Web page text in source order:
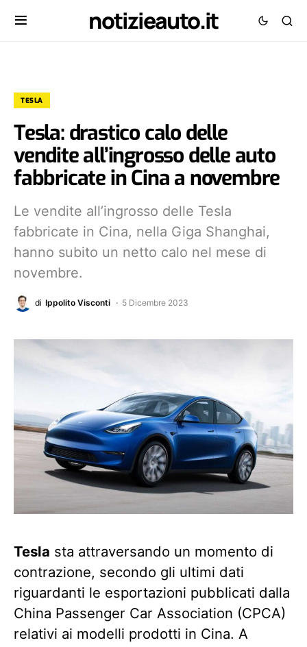
notizieauto.it
TESLA
Tesla: drastico calo delle
vendite all’ingrosso delle auto
fabbricate in Cina a novembre
Le vendite all’ingrosso delle Tesla
fabbricate in Cina, nella Giga Shanghai,
hanno subito un netto calo nel mese di
novembre.
di Ippolito Visconti 5 Dicembre 2023
Tesla sta attraversando un momento di
contrazione, secondo gli ultimi dati
riguardanti le esportazioni pubblicati dalla
China Passenger Car Association (CPCA)
relativi ai modelli prodotti in Cina. A